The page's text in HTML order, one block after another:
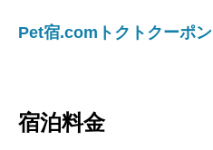
Pet宿.comトクトクーポン
宿泊料金